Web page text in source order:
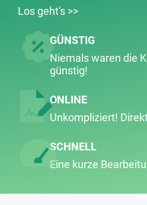
Los geht's >>
GÜNSTIG
Niemals waren die
günstig!
ONLINE
Unkompliziert!
SCHNELL
Eine kurze